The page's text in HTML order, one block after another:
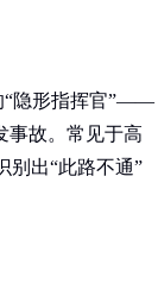
“隐形指挥官”——
事故。常见于高
别出“此路不通”